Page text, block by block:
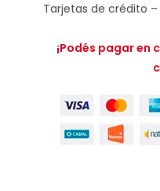
Tarjetas de crédito
¡Podés pagar